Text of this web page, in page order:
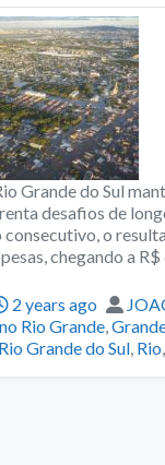
Grande do Sul
desafios de
consecutivo, o
chegando a
2 years ago
Rio Grande,
Grande do Sul, Rio,